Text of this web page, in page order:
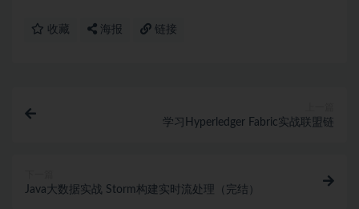
收藏 海报 链接
学习Hyperledger Fabric实战联盟链
Java大数据实战 Storm构建实时流处理（完结）